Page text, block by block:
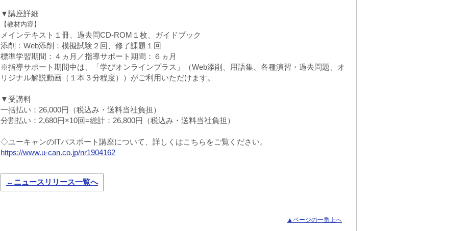
▼講座詳細
【教材内容】
メインテキスト１冊、過去問CD-ROM１枚、ガイドブック
添削：Web添削：模擬試験２回、修了課題１回
標準学習期間：４ヵ月／指導サポート期間：６ヵ月
※指導サポート期間中は、「学びオンラインプラス」（Web添削、用語集、各種演習・過去問題、オ
リジナル解説動画（１本３分程度））がご利用いただけます。
▼受講料
一括払い：26,000円（税込み・送料当社負担）
分割払い：2,680円×10回=総計：26,800円（税込み・送料当社負担）
◇ユーキャンのITパスポート講座について、詳しくはこちらをご覧ください。
https://www.u-can.co.jp/nr1904162
←ニュースリリース一覧へ
▲ページの一番上へ